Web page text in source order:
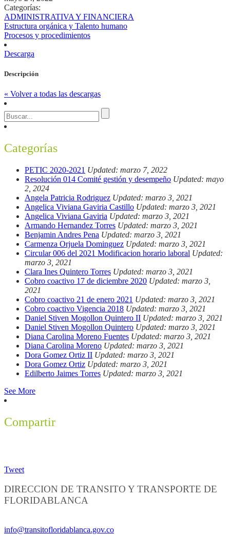
Categorías:
ADMINISTRATIVA Y FINANCIERA
Estructura orgánica y Talento humano
Procesos y procedimientos
Descarga
Descripción
« Volver a todas las descargas
Categorías
PETIC 2020-2021 Updated: marzo 7, 2022
Resolución 014 Comité gestión y desempeño Updated: mayo
2, 2024
Angela Patricia Rodriguez Updated: marzo 3, 2021
Angelica Viviana Gaviria Castillo Updated: marzo 3, 2021
Angelica Viviana Gaviria Updated: marzo 3, 2021
Armando Hernandez Torres Updated: marzo 3, 2021
Benjamin Andres Pena Updated: marzo 3, 2021
Carmenza Orjuela Dominguez Updated: marzo 3, 2021
Circular 006 del 2021 Modificacion horario laboral Updated:
marzo 3, 2021
Clara Ines Quintero Torres Updated: marzo 3, 2021
Cobro coactivo 17 de diciembre 2020 Updated: marzo 3,
2021
Cobro coactivo 21 de enero 2021 Updated: marzo 3, 2021
Cobro coactivo Vigencia 2018 Updated: marzo 3, 2021
Daniel Stiven Mogollon Quintero II Updated: marzo 3, 2021
Daniel Stiven Mogollon Quintero Updated: marzo 3, 2021
Diana Carolina Moreno Fuentes Updated: marzo 3, 2021
Diana Carolina Moreno Updated: marzo 3, 2021
Dora Gomez Ortiz II Updated: marzo 3, 2021
Dora Gomez Ortiz Updated: marzo 3, 2021
Edilberto Jaimes Torres Updated: marzo 3, 2021
See More
Compartir
Tweet
DIRECCION DE TRANSITO Y TRANSPORTE DE
FLORIDABLANCA
info@transitofloridablanca.gov.co